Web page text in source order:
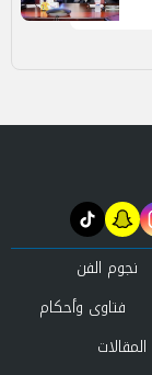
snapchat
tiktok
نجوم الفن
فتاوى وأحكام
المقالات